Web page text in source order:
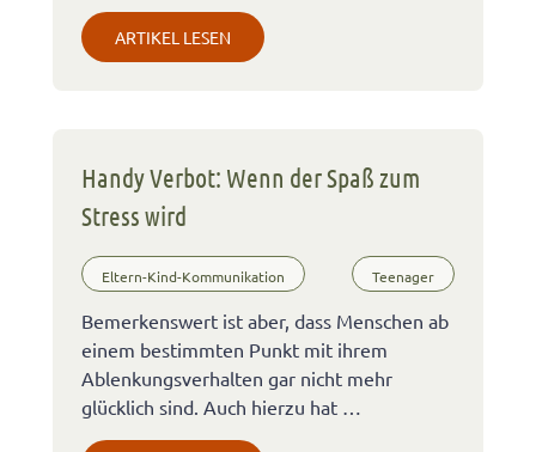
ARTIKEL LESEN
Handy Verbot: Wenn der Spaß zum
Stress wird
Eltern-Kind-Kommunikation Teenager
Bemerkenswert ist aber, dass Menschen ab
einem bestimmten Punkt mit ihrem
Ablenkungsverhalten gar nicht mehr
glücklich sind. Auch hierzu hat …